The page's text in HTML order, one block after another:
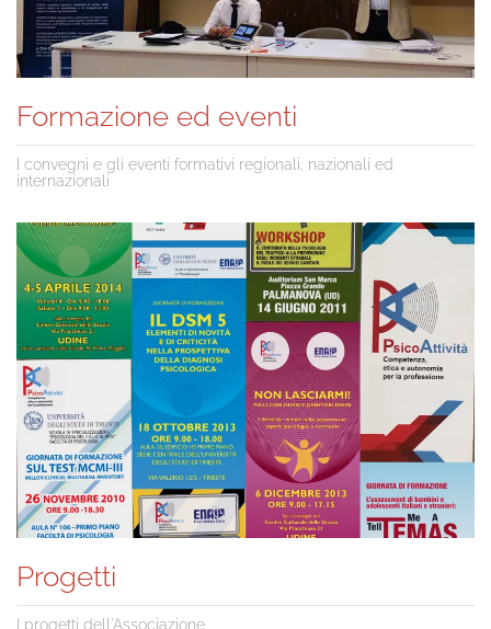
Formazione ed eventi
I convegni e gli eventi formativi regionali, nazionali ed
internazionali
Progetti
I progetti dell'Associazione